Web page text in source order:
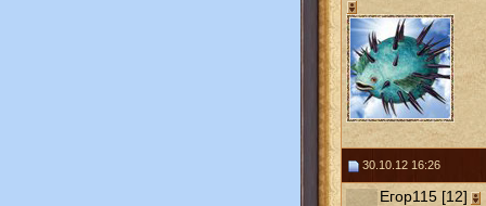
30.10.12 16:26
Егор115 [12]